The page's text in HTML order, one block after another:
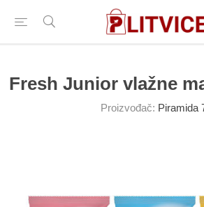
Fresh Junior vlažne
Proizvođač: Piramida